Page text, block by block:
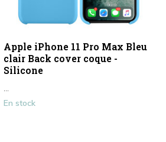
Apple iPhone 11 Pro Max Bleu
clair Back cover coque -
Silicone
...
En stock